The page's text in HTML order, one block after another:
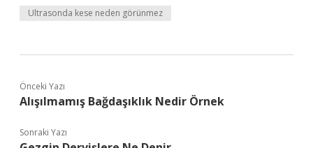
Ultrasonda kese neden görünmez
Önceki Yazı
Alışılmamış Bağdaşıklık Nedir Örnek
Sonraki Yazı